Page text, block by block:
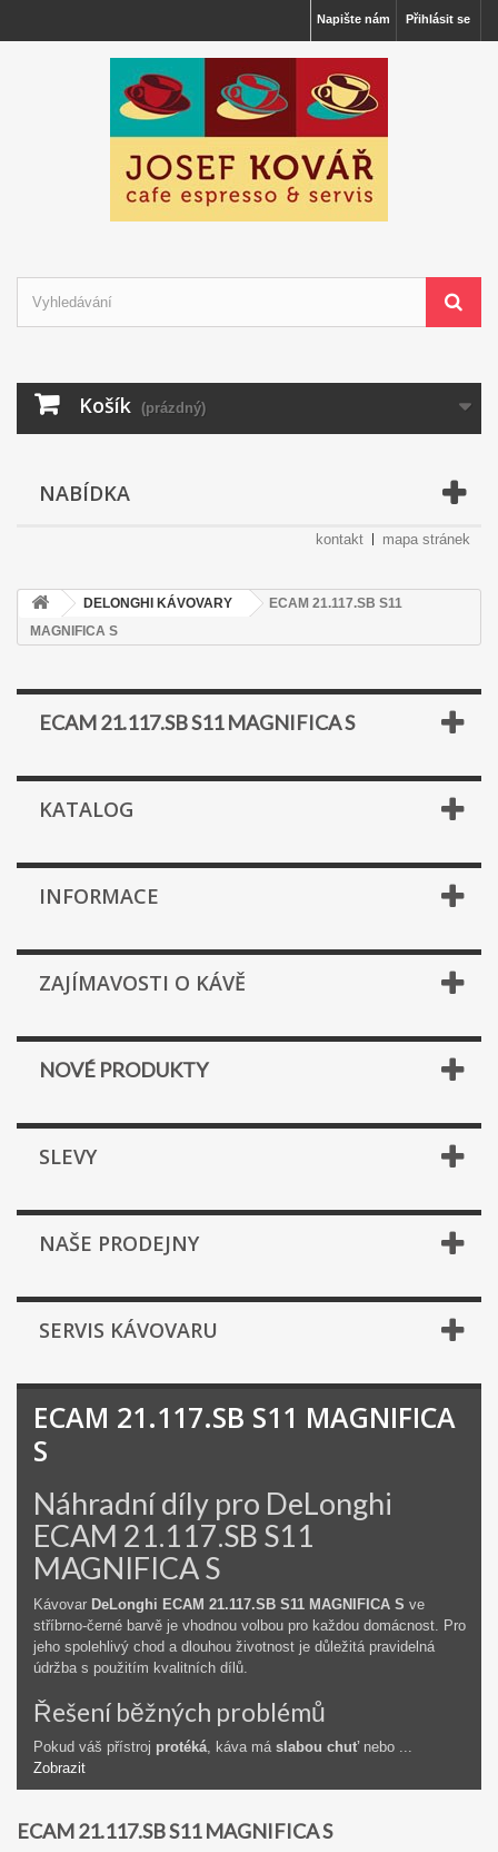
Přihlásit se
Napište nám
Košík (prázdný)
NABÍDKA
kontakt mapa stránek
DELONGHI KÁVOVARY
ECAM 21.117.SB S11
MAGNIFICA S
ECAM 21.117.SB S11 MAGNIFICA S
KATALOG
INFORMACE
ZAJÍMAVOSTI O KÁVĚ
NOVÉ PRODUKTY
SLEVY
NAŠE PRODEJNY
SERVIS KÁVOVARU
ECAM 21.117.SB S11 MAGNIFICA
S
Náhradní díly pro DeLonghi
ECAM 21.117.SB S11
MAGNIFICA S
Kávovar DeLonghi ECAM 21.117.SB S11 MAGNIFICA S ve
stříbrno-černé barvě je vhodnou volbou pro každou domácnost. Pro
jeho spolehlivý chod a dlouhou životnost je důležitá pravidelná
údržba s použitím kvalitních dílů.
Řešení běžných problémů
Pokud váš přístroj protéká, káva má slabou chuťnebo ...
Zobrazit
ECAM 21.117.SB S11 MAGNIFICA S